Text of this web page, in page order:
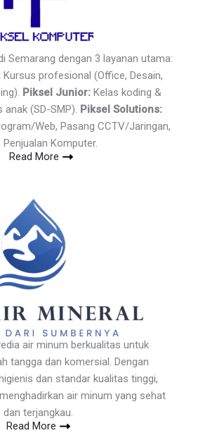
Semarang dengan 3 layanan utama:
Kursus profesional (Office, Desain,
Piksel Junior: Kelas koding &
(SD-SMP). Piksel Solutions:
Web, Pasang CCTV/Jaringan,
Penjualan Komputer.
Read More
air minum berkualitas untuk
tangga dan komersial. Dengan
dan standar kualitas tinggi,
air minum yang sehat
dan terjangkau.
Read More